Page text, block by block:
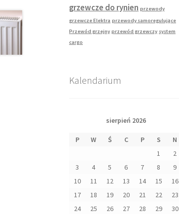
grzewcze do rynien przewody
grzewcze Elektra przewody samoregulujące
Przewód grzejny przewód grzewczy system
cargo
Kalendarium
sierpień 2026
P W Ś C P S
N
1
2
3
4 5 6 7 8
9
10
11 12 13 14 15
16
17
18 19 20 21 22
23
24
25 26 27 28 29
30